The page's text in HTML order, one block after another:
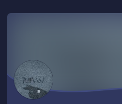
de decidir tu método de acceso.
sistema envidiable para evitar
en general ¡Por lo que puedes
servidor!